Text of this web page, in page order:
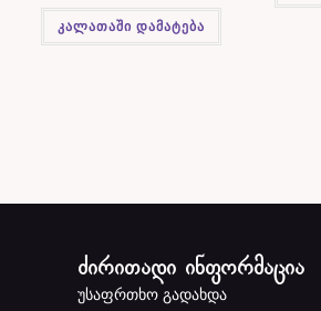
კალათაში დამატება
ძირითადი ინფორმაცია
უსაფრთხო გადახდა